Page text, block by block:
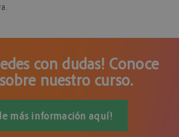
con dudas! Conoce
nuestro curso.
más información aquí!